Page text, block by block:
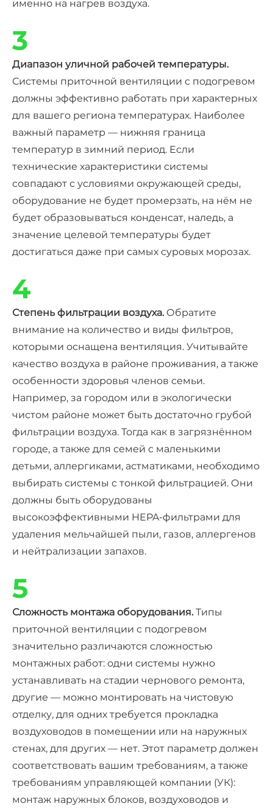
именно на нагрев воздуха.
3
Диапазон уличной рабочей температуры.
Системы приточной вентиляции с подогревом
должны эффективно работать при характерных
для вашего региона температурах. Наиболее
важный параметр — нижняя граница
температур в зимний период. Если
технические характеристики системы
совпадают с условиями окружающей среды,
оборудование не будет промерзать, на нём не
будет образовываться конденсат, наледь, а
значение целевой температуры будет
достигаться даже при самых суровых морозах.
4
Степень фильтрации воздуха.Обратите
внимание на количество и виды фильтров,
которыми оснащена вентиляция. Учитывайте
качество воздуха в районе проживания, а также
особенности здоровья членов семьи.
Например, за городом или в экологически
чистом районе может быть достаточно грубой
фильтрации воздуха. Тогда как в загрязнённом
городе, а также для семей с маленькими
детьми, аллергиками, астматиками, необходимо
выбирать системы с тонкой фильтрацией. Они
должны быть оборудованы
высокоэффективными HEPA-фильтрами для
удаления мельчайшей пыли, газов, аллергенов
и нейтрализации запахов.
5
Сложность монтажа оборудования.Типы
приточной вентиляции с подогревом
значительно различаются сложностью
монтажных работ: одни системы нужно
устанавливать на стадии чернового ремонта,
другие — можно монтировать на чистовую
отделку, для одних требуется прокладка
воздуховодов в помещении или на наружных
стенах, для других — нет. Этот параметр должен
соответствовать вашим требованиям, а также
требованиям управляющей компании (УК):
монтаж наружных блоков, воздуховодов и